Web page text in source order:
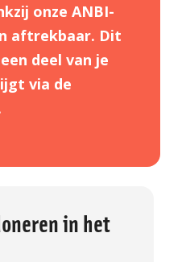
onze ANBI-
aftrekbaar. Dit
deel van je
via de
in het